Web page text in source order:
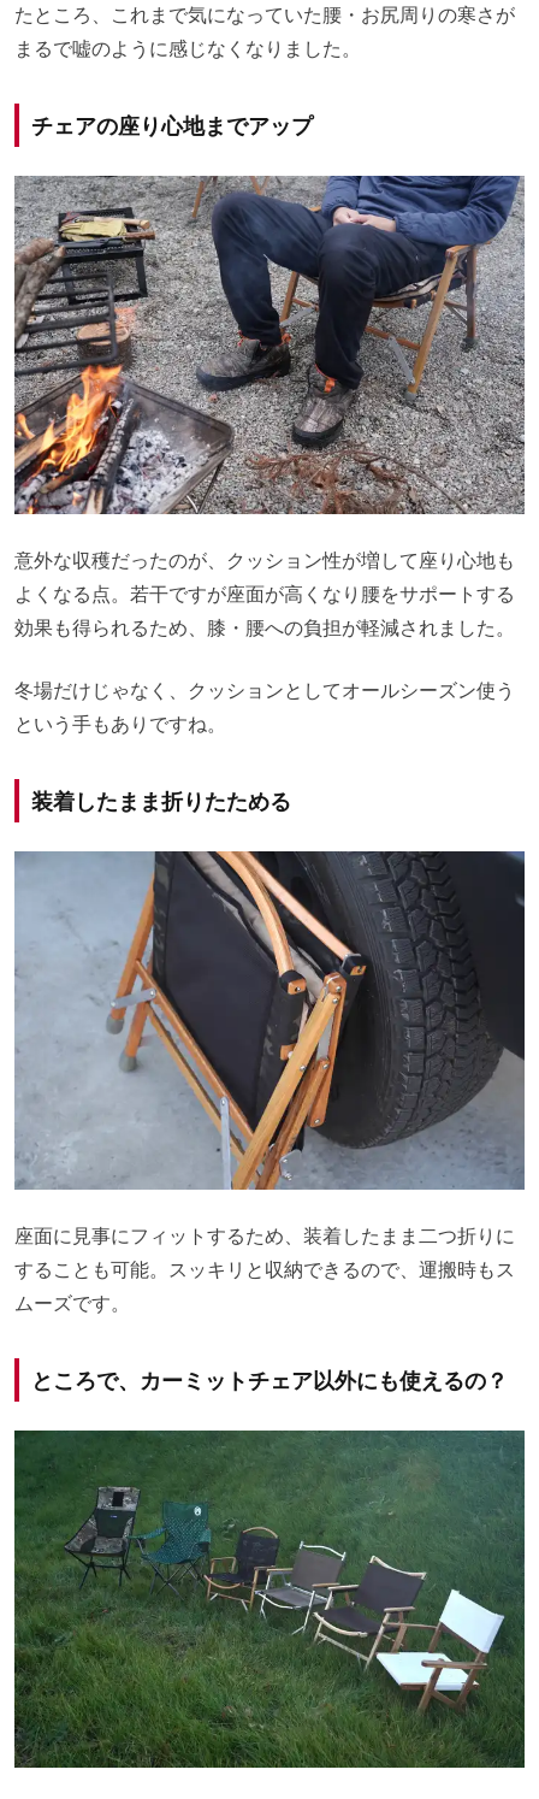
たところ、これまで気になっていた腰・お尻周りの寒さが
まるで嘘のように感じなくなりました。
チェアの座り心地までアップ
意外な収穫だったのが、クッション性が増して座り心地も
よくなる点。若干ですが座面が高くなり腰をサポートする
効果も得られるため、膝・腰への負担が軽減されました。
冬場だけじゃなく、クッションとしてオールシーズン使う
という手もありですね。
装着したまま折りたためる
座面に見事にフィットするため、装着したまま二つ折りに
することも可能。スッキリと収納できるので、運搬時もス
ムーズです。
ところで、カーミットチェア以外にも使えるの？